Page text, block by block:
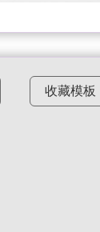
收藏模板